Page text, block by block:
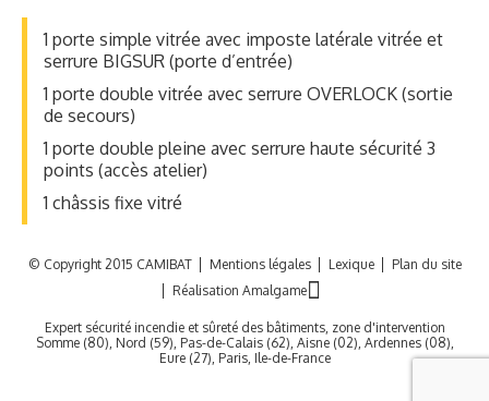
1 porte simple vitrée avec imposte latérale vitrée et
serrure BIGSUR (porte d’entrée)
1 porte double vitrée avec serrure OVERLOCK (sortie
de secours)
1 porte double pleine avec serrure haute sécurité 3
points (accès atelier)
1 châssis fixe vitré
© Copyright 2015 CAMIBAT Mentions légales Lexique
Plan du site
Réalisation Amalgame
Expert sécurité incendie et sûreté des bâtiments, zone d'intervention
Somme (80), Nord (59), Pas-de-Calais (62), Aisne (02), Ardennes (08),
Eure (27), Paris, Ile-de-France